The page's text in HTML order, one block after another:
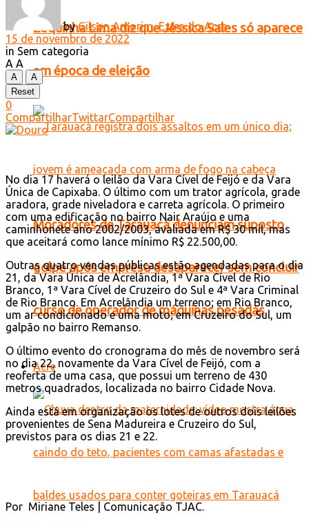
Zequinha Lima diz que Jéssica Sales só aparece
em época de eleição
Moradores de Tarauacá denunciam suposto
golpe após empresa desaparecer sem concluir
curso de operador de máquinas pesadas
Acre
by Gilson Amorim, Extra do Acre
15 de novembro de 2022
in Sem categoria
A A
A
A
Reset
0
CompartilharTwittarCompartilhar
No dia 17 haverá o leilão da Vara Cível de Feijó e da Vara
Única de Capixaba. O último com um trator agrícola, grade
aradora, grade niveladora e carreta agrícola. O primeiro
com uma edificação no bairro Nair Araújo e uma
caminhonete ano 2002/2003, avaliada em R$ 30 mil, mas
que aceitará como lance mínimo R$ 22.500,00.
Outras quatro vendas públicas estão agendadas para o dia
21, da Vara Única de Acrelândia, 1ª Vara Cível de Rio
Branco, 1ª Vara Cível de Cruzeiro do Sul e 4ª Vara Criminal
de Rio Branco. Em Acrelândia um terreno; em Rio Branco,
um ar condicionado e uma moto; em Cruzeiro do Sul, um
galpão no bairro Remanso.
O último evento do cronograma do mês de novembro será
no dia 22, novamente da Vara Cível de Feijó, com a
reoferta de uma casa, que possui um terreno de 430
metros quadrados, localizada no bairro Cidade Nova.
Ainda está em organização os lotes de outros dois leilões
provenientes de Sena Madureira e Cruzeiro do Sul,
previstos para os dias 21 e 22.
Por Miriane Teles | Comunicação TJAC.